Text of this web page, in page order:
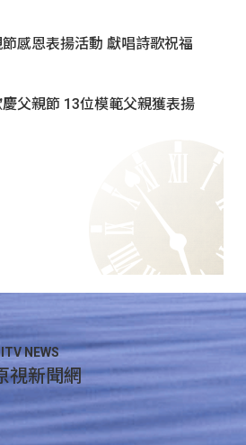
感恩表揚活動 獻唱詩歌祝福
父親節 13位模範父親獲表揚
NEWS
視新聞網